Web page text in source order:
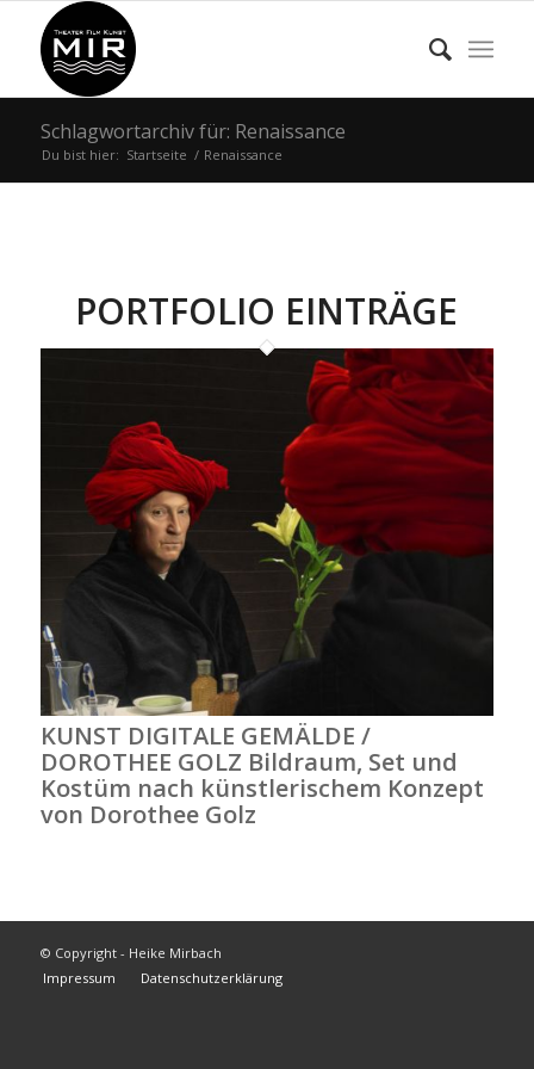
Schlagwortarchiv für: Renaissance
Du bist hier: Startseite / Renaissance
PORTFOLIO EINTRÄGE
KUNST DIGITALE GEMÄLDE /
DOROTHEE GOLZ Bildraum, Set und
Kostüm nach künstlerischem Konzept
von Dorothee Golz
© Copyright - Heike Mirbach
Impressum
Datenschutzerklärung